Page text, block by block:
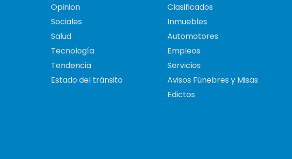
Opinion
Sociales
Salud
Tecnología
Tendencia
Estado del tránsito
Clasificados
Inmuebles
Automotores
Empleos
Servicios
Avisos Fúnebres y Misas
Edictos